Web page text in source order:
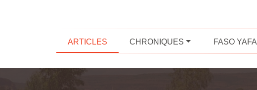
ARTICLES CHRONIQUES FASO YAFA